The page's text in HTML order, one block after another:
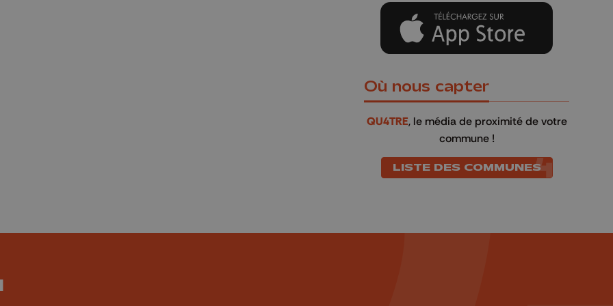
Où nous capter
QU4TRE, le média de proximité de votre
commune !
LISTE DES COMMUNES